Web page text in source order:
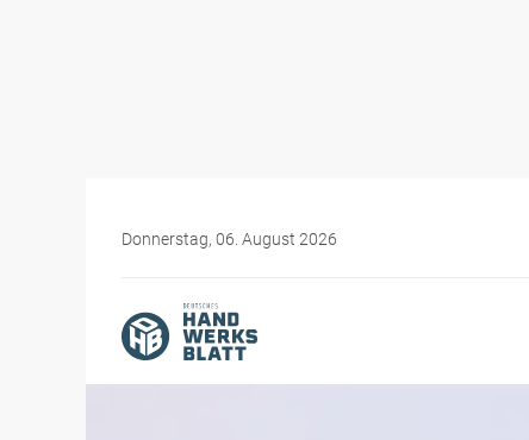
Donnerstag, 06. August 2026